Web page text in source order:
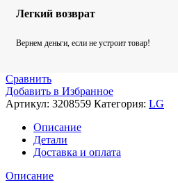
Легкий возврат
Вернем деньги, если не устроит товар!
Сравнить
Добавить в Избранное
Артикул: 3208559 Категория: LG
Описание
Детали
Доставка и оплата
Описание